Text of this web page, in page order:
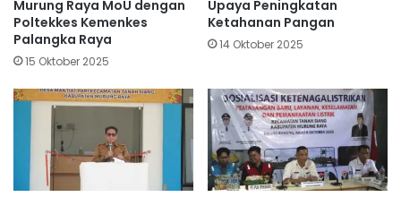
Murung Raya MoU dengan
Poltekkes Kemenkes
Palangka Raya
15 Oktober 2025
Upaya Peningkatan
Ketahanan Pangan
14 Oktober 2025